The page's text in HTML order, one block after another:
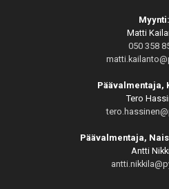
Myynti:
Matti
050 358
Päävalmentaja,
Tero
Päävalmentaja,
Antti